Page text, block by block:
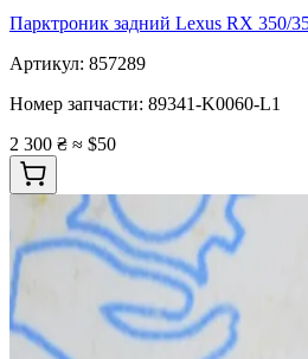
Парктроник задний Lexus RX 350/
Артикул: 857289
Номер запчасти: 89341-K0060-L1
2 300 ₴ ≈ $50